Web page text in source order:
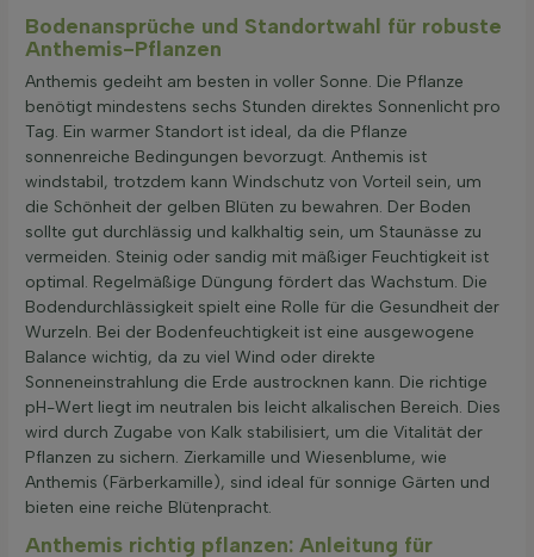
Bodenansprüche und Standortwahl für robuste
Anthemis-Pflanzen
Anthemis gedeiht am besten in voller Sonne. Die Pflanze
benötigt mindestens sechs Stunden direktes Sonnenlicht pro
Tag. Ein warmer Standort ist ideal, da die Pflanze
sonnenreiche Bedingungen bevorzugt. Anthemis ist
windstabil, trotzdem kann Windschutz von Vorteil sein, um
die Schönheit der gelben Blüten zu bewahren. Der Boden
sollte gut durchlässig und kalkhaltig sein, um Staunässe zu
vermeiden. Steinig oder sandig mit mäßiger Feuchtigkeit ist
optimal. Regelmäßige Düngung fördert das Wachstum. Die
Bodendurchlässigkeit spielt eine Rolle für die Gesundheit der
Wurzeln. Bei der Bodenfeuchtigkeit ist eine ausgewogene
Balance wichtig, da zu viel Wind oder direkte
Sonneneinstrahlung die Erde austrocknen kann. Die richtige
pH-Wert liegt im neutralen bis leicht alkalischen Bereich. Dies
wird durch Zugabe von Kalk stabilisiert, um die Vitalität der
Pflanzen zu sichern. Zierkamille und Wiesenblume, wie
Anthemis (Färberkamille), sind ideal für sonnige Gärten und
bieten eine reiche Blütenpracht.
Anthemis richtig pflanzen: Anleitung für